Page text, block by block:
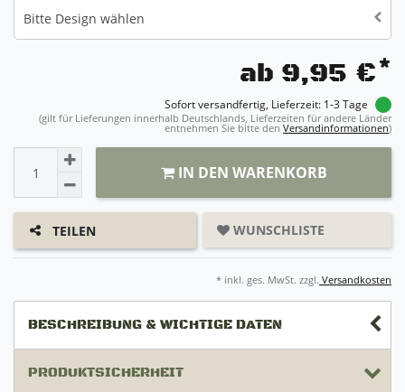
Bitte Design wählen
ab 9,95 €*
Sofort versandfertig, Lieferzeit: 1-3 Tage
(gilt für Lieferungen innerhalb Deutschlands, Lieferzeiten für andere Länder
entnehmen Sie bitte den Versandinformationen)
IN DEN WARENKORB
TEILEN WUNSCHLISTE
* inkl. ges. MwSt. zzgl. Versandkosten
BESCHREIBUNG & WICHTIGE DATEN
PRODUKTSICHERHEIT